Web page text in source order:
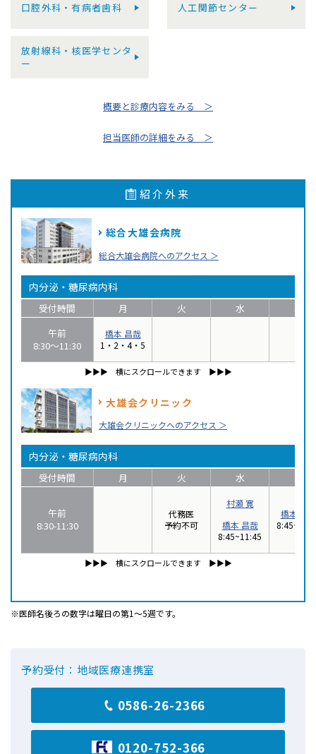
口腔外科・有病者歯科 人工関節センター
放射線科・核医学センタ
ー
概要と診療内容をみる ＞
担当医師の詳細をみる ＞
紹介外来
総合大雄会病院
総合大雄会病院へのアクセス ＞
内分泌・糖尿病内科
受付時間 月 火 水
午前
8:30〜11:30
橋本 昌哉
1・2・4・5
▶▶▶︎ 横にスクロールできます ▶▶▶
大雄会クリニック
大雄会クリニックへのアクセス ＞
内分泌・糖尿病内科
受付時間 月 火 水
午前
8:30-11:30
代務医
予約不可
村瀬 寛
橋本 昌哉
8:45~11:45
橋本 昌哉
▶▶▶︎ 横にスクロールできます ▶▶▶
※医師名後ろの数字は曜日の第1〜5週です。
予約受付：地域医療連携室
0586-26-2366
0120-752-366